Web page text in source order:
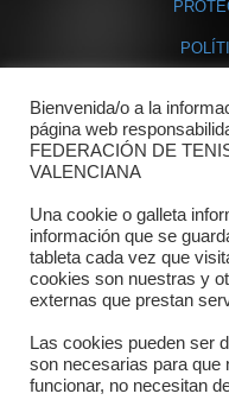
Bienvenida/o a la
página web
FEDERACIÓN DE
VALENCIANA
Una cookie o galleta
información que se
tableta cada vez que
cookies son nuestras y
externas que prestan
Las cookies pueden ser
son necesarias para que
funcionar, no necesitan